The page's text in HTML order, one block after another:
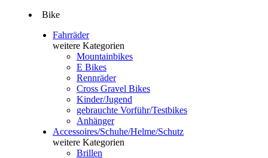
Bike
Fahrräder
weitere Kategorien
Mountainbikes
E Bikes
Rennräder
Cross Gravel Bikes
Kinder/Jugend
gebrauchte Vorführ/Testbikes
Anhänger
Accessoires/Schuhe/Helme/Schutz
weitere Kategorien
Brillen